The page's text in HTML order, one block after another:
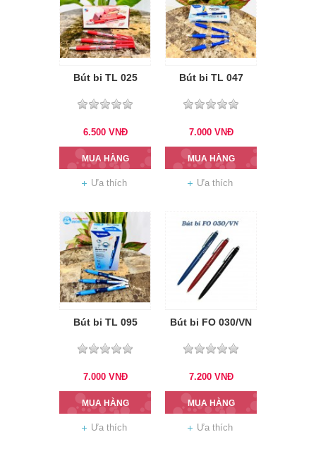
Bút bi TL 025
6.500 VNĐ
MUA HÀNG
Ưa thích
Bút bi TL 047
7.000 VNĐ
MUA HÀNG
Ưa thích
Bút bi TL 095
7.000 VNĐ
MUA HÀNG
Ưa thích
Bút bi FO 030/VN
7.200 VNĐ
MUA HÀNG
Ưa thích